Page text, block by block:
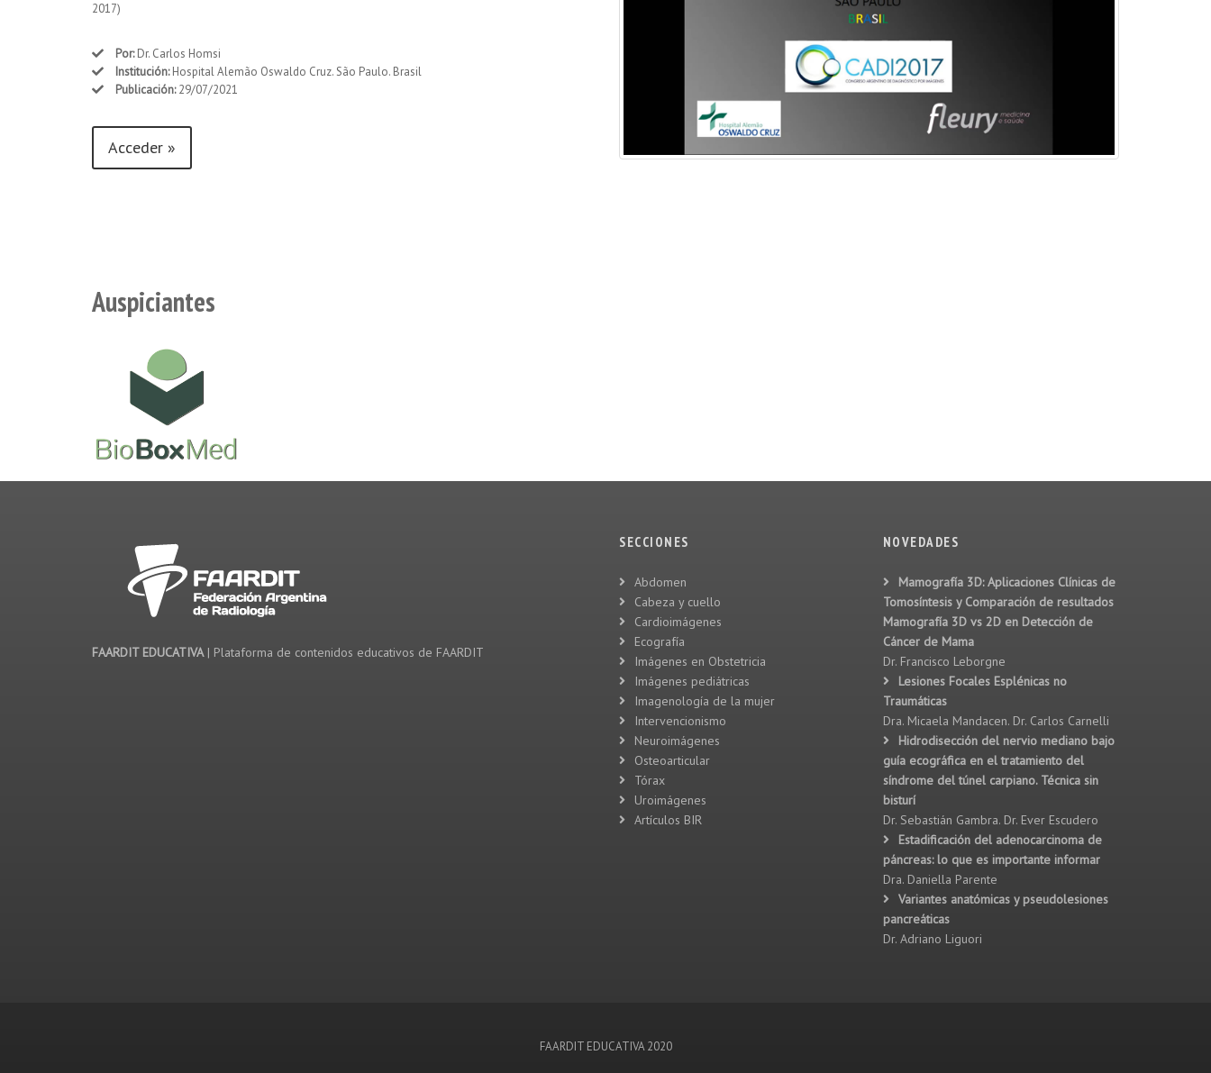
2017)
Por:Dr. Carlos Homsi
Institución:Hospital Alemão Oswaldo Cruz. São Paulo. Brasil
Publicación:29/07/2021
Acceder »
Auspiciantes
FAARDIT EDUCATIVA| Plataforma de contenidos educativos de FAARDIT
SECCIONES
Abdomen
Cabeza y cuello
Cardioimágenes
Ecografía
Imágenes en Obstetricia
Imágenes pediátricas
Imagenología de la mujer
Intervencionismo
Neuroimágenes
Osteoarticular
Tórax
Uroimágenes
Artículos BIR
NOVEDADES
Mamografía 3D: Aplicaciones Clínicas de
Tomosíntesis y Comparación de resultados
Mamografía 3D vs 2D en Detección de
Cáncer de Mama
Dr. Francisco Leborgne
Lesiones Focales Esplénicas no
Traumáticas
Dra. Micaela Mandacen. Dr. Carlos Carnelli
Hidrodisección del nervio mediano bajo
guía ecográfica en el tratamiento del
síndrome del túnel carpiano. Técnica sin
bisturí
Dr. Sebastián Gambra. Dr. Ever Escudero
Estadificación del adenocarcinoma de
páncreas: lo que es importante informar
Dra. Daniella Parente
Variantes anatómicas y pseudolesiones
pancreáticas
Dr. Adriano Liguori
FAARDIT EDUCATIVA 2020